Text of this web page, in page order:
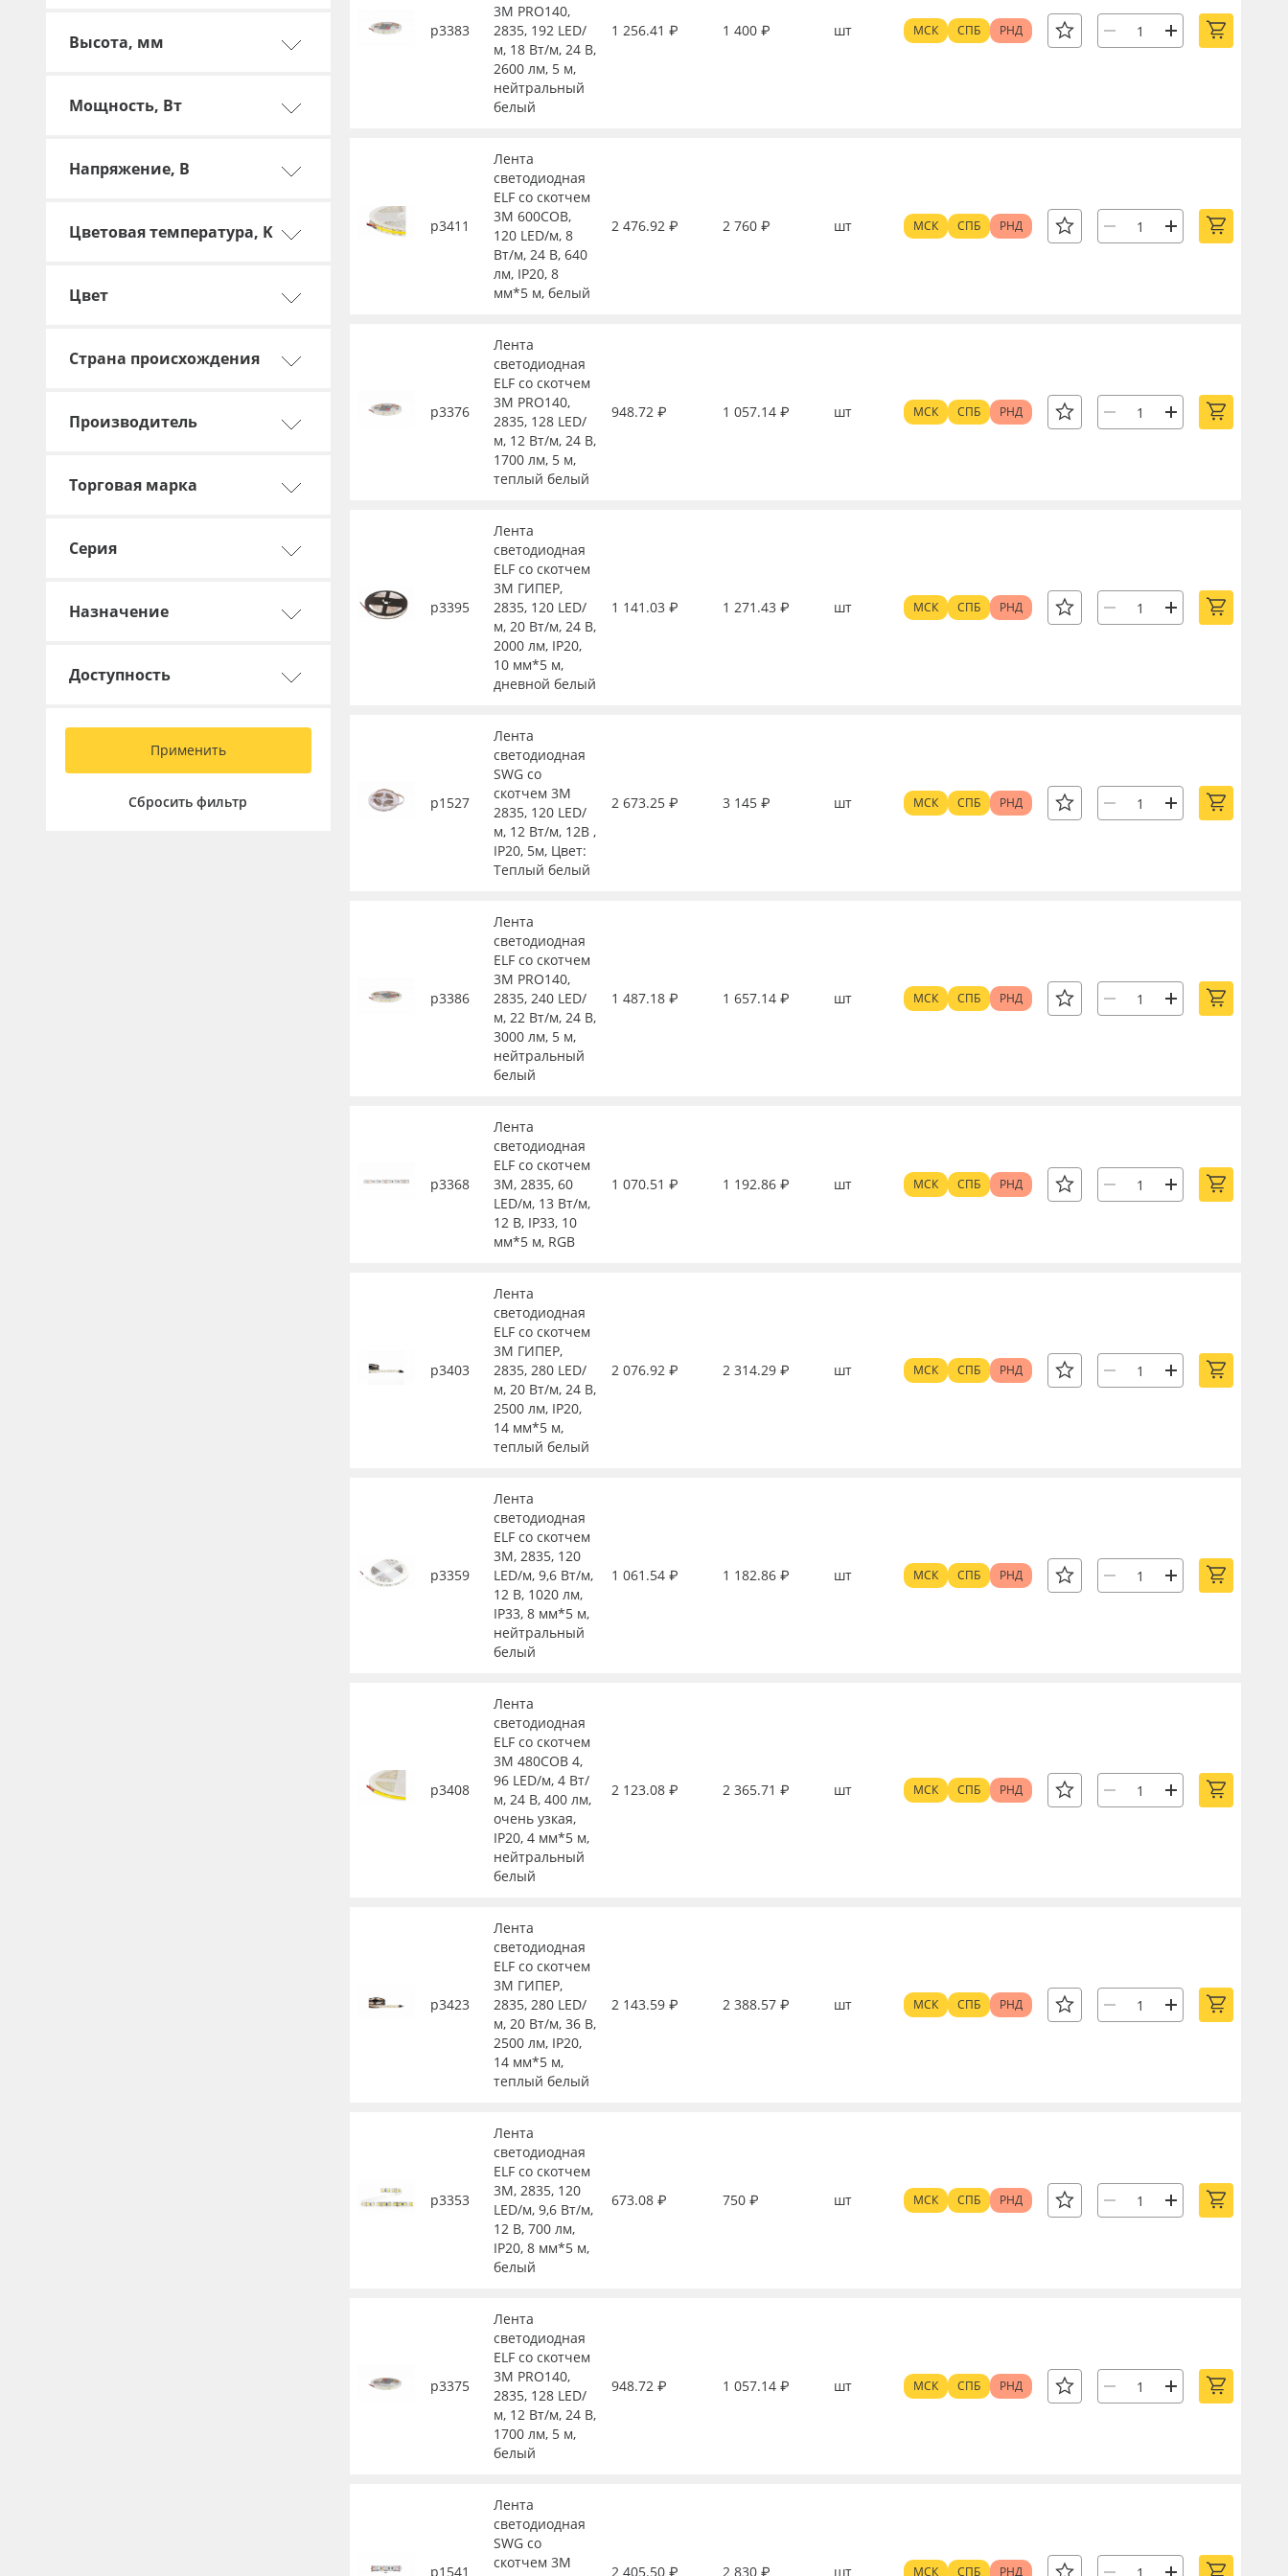
Заготовки для сувениров
Высота, мм
Мощность, Вт
Напряжение, В
Цветовая температура, K
Цвет
Страна происхождения
Производитель
Торговая марка
Серия
Назначение
Доступность
Применить
Сбросить фильтр
р3383
3М PRO140,
2835, 192 LED/
м, 18 Вт/м, 24 В,
2600 лм, 5 м,
нейтральный
белый
1 256.41 ₽ 1 400 ₽ шт МСК СПБ РНД
р3411
Лента
светодиодная
ELF со скотчем
3М 600COB,
120 LED/м, 8
Вт/м, 24 В, 640
лм, IP20, 8
мм*5 м, белый
2 476.92 ₽ 2 760 ₽ шт МСК СПБ РНД
р3376
Лента
светодиодная
ELF со скотчем
3М PRO140,
2835, 128 LED/
м, 12 Вт/м, 24 В,
1700 лм, 5 м,
теплый белый
948.72 ₽ 1 057.14 ₽ шт МСК СПБ РНД
р3395
Лента
светодиодная
ELF со скотчем
3М ГИПЕР,
2835, 120 LED/
м, 20 Вт/м, 24 В,
2000 лм, IP20,
10 мм*5 м,
дневной белый
1 141.03 ₽ 1 271.43 ₽ шт МСК СПБ РНД
р1527
Лента
светодиодная
SWG со
скотчем 3М
2835, 120 LED/
м, 12 Вт/м, 12В ,
IP20, 5м, Цвет:
Теплый белый
2 673.25 ₽ 3 145 ₽ шт МСК СПБ РНД
р3386
Лента
светодиодная
ELF со скотчем
3М PRO140,
2835, 240 LED/
м, 22 Вт/м, 24 В,
3000 лм, 5 м,
нейтральный
белый
1 487.18 ₽ 1 657.14 ₽ шт МСК СПБ РНД
р3368
Лента
светодиодная
ELF со скотчем
3М, 2835, 60
LED/м, 13 Вт/м,
12 В, IP33, 10
мм*5 м, RGB
1 070.51 ₽ 1 192.86 ₽ шт МСК СПБ РНД
р3403
Лента
светодиодная
ELF со скотчем
3М ГИПЕР,
2835, 280 LED/
м, 20 Вт/м, 24 В,
2500 лм, IP20,
14 мм*5 м,
теплый белый
2 076.92 ₽ 2 314.29 ₽ шт МСК СПБ РНД
р3359
Лента
светодиодная
ELF со скотчем
3М, 2835, 120
LED/м, 9,6 Вт/м,
12 В, 1020 лм,
IP33, 8 мм*5 м,
нейтральный
белый
1 061.54 ₽ 1 182.86 ₽ шт МСК СПБ РНД
р3408
Лента
светодиодная
ELF со скотчем
3М 480COB 4,
96 LED/м, 4 Вт/
м, 24 В, 400 лм,
очень узкая,
IP20, 4 мм*5 м,
нейтральный
белый
2 123.08 ₽ 2 365.71 ₽ шт МСК СПБ РНД
р3423
Лента
светодиодная
ELF со скотчем
3М ГИПЕР,
2835, 280 LED/
м, 20 Вт/м, 36 В,
2500 лм, IP20,
14 мм*5 м,
теплый белый
2 143.59 ₽ 2 388.57 ₽ шт МСК СПБ РНД
р3353
Лента
светодиодная
ELF со скотчем
3М, 2835, 120
LED/м, 9,6 Вт/м,
12 В, 700 лм,
IP20, 8 мм*5 м,
белый
673.08 ₽ 750 ₽ шт МСК СПБ РНД
р3375
Лента
светодиодная
ELF со скотчем
3М PRO140,
2835, 128 LED/
м, 12 Вт/м, 24 В,
1700 лм, 5 м,
белый
948.72 ₽ 1 057.14 ₽ шт МСК СПБ РНД
р1541
Лента
светодиодная
SWG со
скотчем 3М
2 405.50 ₽ 2 830 ₽ шт МСК СПБ РНД